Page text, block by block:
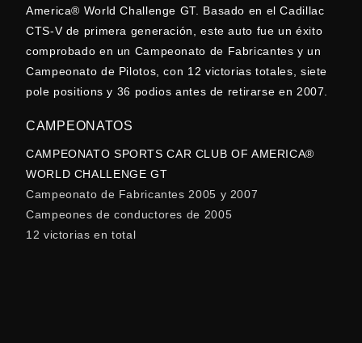
America® World Challenge GT. Basado en el Cadillac
CTS-V de primera generación, este auto fue un éxito
comprobado en un Campeonato de Fabricantes y un
Campeonato de Pilotos, con 12 victorias totales, siete
pole positions y 36 podios antes de retirarse en 2007.
CAMPEONATOS
CAMPEONATO SPORTS CAR CLUB OF AMERICA®
WORLD CHALLENGE GT
Campeonato de Fabricantes 2005 y 2007
Campeones de conductores de 2005
12 victorias en total